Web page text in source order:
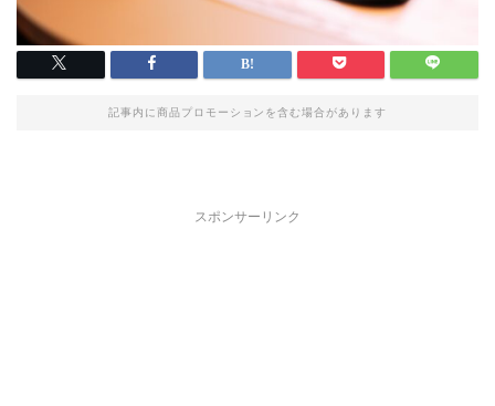
記事内に商品プロモーションを含む場合があります
スポンサーリンク